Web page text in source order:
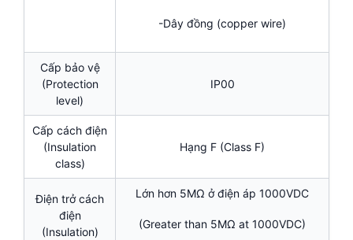
-Dây đồng (copper wire)
Cấp bảo vệ
(Protection
level)
IP00
Cấp cách điện
(Insulation
class)
Hạng F (Class F)
Điện trở cách
điện
(Insulation)
Lớn hơn 5MΩ ở điện áp 1000VDC
(Greater than 5MΩ at 1000VDC)